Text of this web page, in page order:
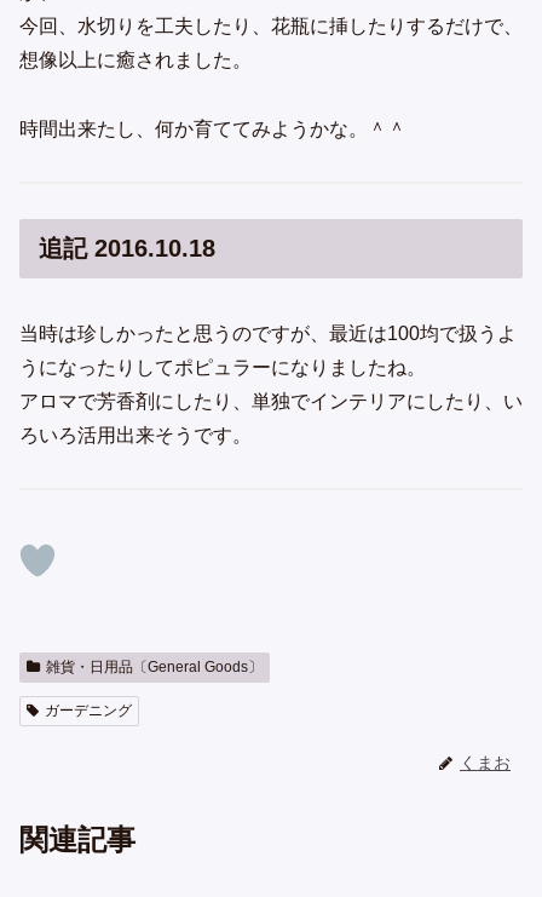
今回、水切りを工夫したり、花瓶に挿したりするだけで、
想像以上に癒されました。
時間出来たし、何か育ててみようかな。＾＾
追記 2016.10.18
当時は珍しかったと思うのですが、最近は100均で扱うよ
うになったりしてポピュラーになりましたね。
アロマで芳香剤にしたり、単独でインテリアにしたり、い
ろいろ活用出来そうです。
雑貨・日用品〔General Goods〕
ガーデニング
くまお
関連記事